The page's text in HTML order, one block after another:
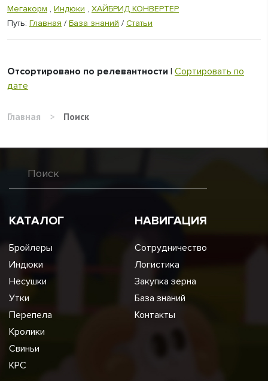
Мегакорм , Индюки , ХАЙБРИД КОНВЕРТЕР
Путь: Главная / База знаний / Статьи
Отсортировано по релевантности | Сортировать по
дате
Главная > Поиск
КАТАЛОГ
Бройлеры
Индюки
Несушки
Утки
Перепела
Кролики
Свиньи
КРС
НАВИГАЦИЯ
Сотрудничество
Логистика
Закупка зерна
База знаний
Контакты